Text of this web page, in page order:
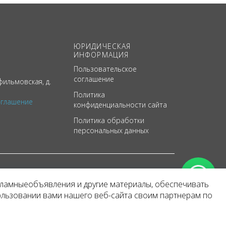
д.
ЮРИДИЧЕСКАЯ
ИНФОРМАЦИЯ
Пользовательское
соглашение
Политика
конфиденциальности сайта
Политика обработки
персональных данных
и другие материалы, обеспечивать
вами нашего веб-сайта своим партнерам по